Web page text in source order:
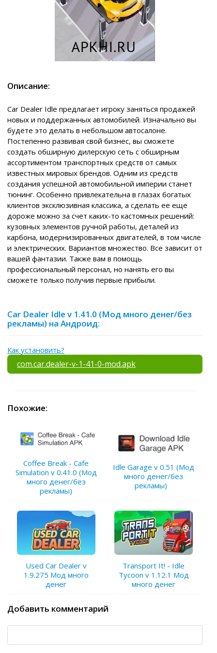
Описание:
Car Dealer Idle предлагает игроку заняться продажей
новых и поддержанных автомобилей. Изначально вы
будете это делать в небольшом автосалоне.
Постепенно развивая свой бизнес, вы сможете
создать обширную дилерскую сеть с обширным
ассортиментом транспортных средств от самых
известных мировых брендов. Одним из средств
создания успешной автомобильной империи станет
тюнинг. Особенно привлекательна в глазах богатых
клиентов эксклюзивная классика, а сделать ее еще
дороже можно за счет каких-то кастомных решений:
кузовных элементов ручной работы, деталей из
карбона, модернизированных двигателей, в том числе
и электрических. Вариантов множество. Все зависит от
вашей фантазии. Также вам в помощь
профессиональный персонал, но нанять его вы
сможете только получив первые прибыли.
Car Dealer Idle v 1.41.0 (Мод много денег/без
рекламы) на Андроид:
Как установить?
com.car.dealer-v-1-41-0-mod.apk
Похожие:
Coffee Break - Cafe
Simulation v 0.41.0 (Мод
много денег/без
рекламы)
Idle Garage v 0.51 (Мод
много денег/без
рекламы)
Used Car Dealer v
1.9.275 Мод много
денег
Transport It! - Idle
Tycoon v 1.12.1 Мод
много денег
Добавить комментарий